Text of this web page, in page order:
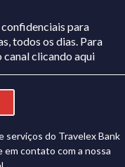
para
todos os dias. Para
canalclicando aqui
serviços do Travelex Bank
em contato com a nossa